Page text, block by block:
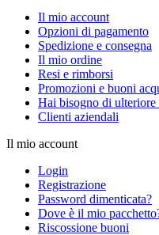
Il mio account
Opzioni di pagamento
Spedizione e consegna
Il mio ordine
Resi e rimborsi
Promozioni e buoni
Hai bisogno di ulteriore
Clienti aziendali
Il mio account
Login
Registrazione
Password dimenticata?
Dove è il mio
Riscossione buoni